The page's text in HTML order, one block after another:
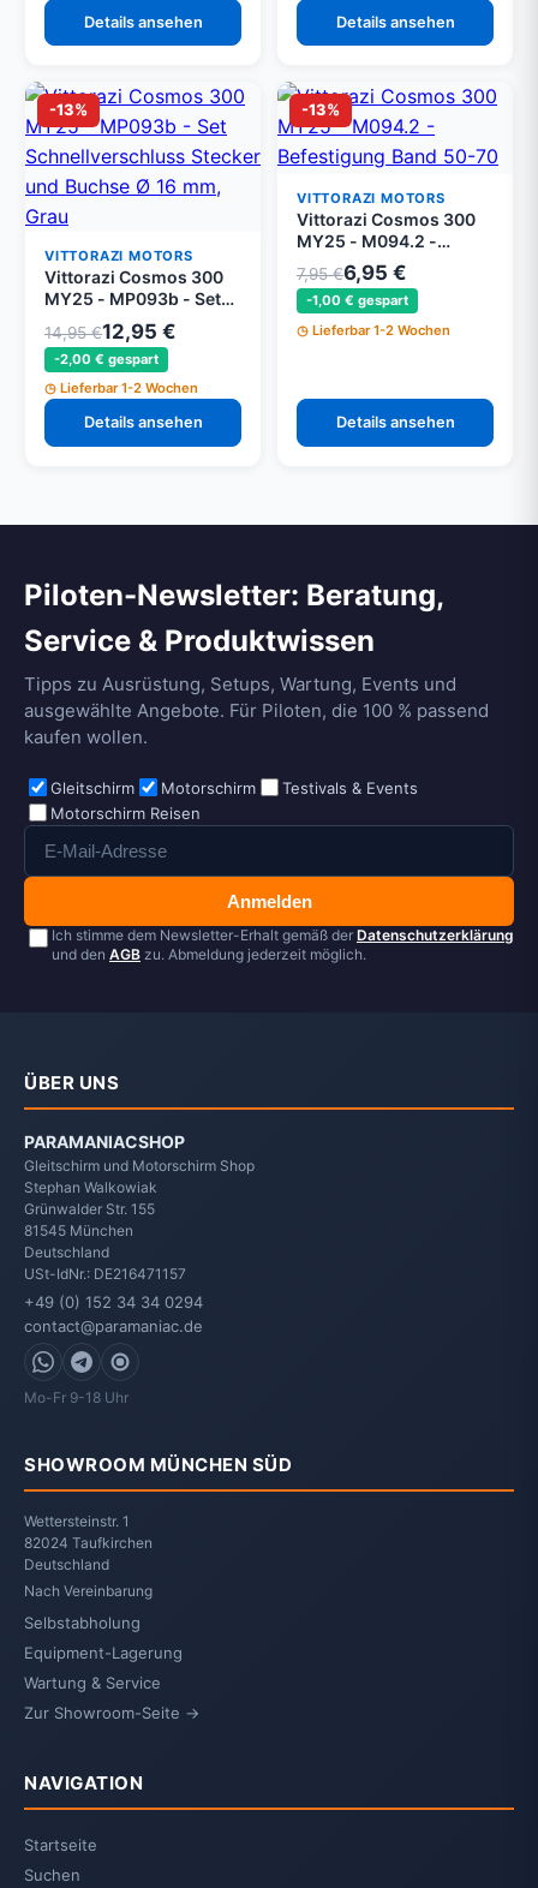
Details ansehen Details ansehen
-13%
VITTORAZI MOTORS
Vittorazi Cosmos 300
MY25 - MP093b - Set
Schnellverschluss
Stecker und Buchse Ø
16 mm, Grau
14,95 €12,95 €
-2,00 € gespart
Lieferbar 1-2 Wochen
Details ansehen
-13%
VITTORAZI MOTORS
Vittorazi Cosmos 300
MY25 - M094.2 -
Befestigung Band 50-
70 mm (Set von 2)
7,95 €6,95 €
-1,00 € gespart
Lieferbar 1-2 Wochen
Details ansehen
Piloten-Newsletter: Beratung,
Service & Produktwissen
Tipps zu Ausrüstung, Setups, Wartung, Events und
ausgewählte Angebote. Für Piloten, die 100 % passend
kaufen wollen.
Gleitschirm Motorschirm
Testivals & Events
Motorschirm Reisen
Anmelden
Ich stimme dem Newsletter-Erhalt gemäß der Datenschutzerklärung
und den AGB zu. Abmeldung jederzeit möglich.
ÜBER UNS
PARAMANIACSHOP
Gleitschirm und Motorschirm Shop
Stephan Walkowiak
Grünwalder Str. 155
81545 München
Deutschland
USt-IdNr.: DE216471157
+49 (0) 152 34 34 0294
contact@paramaniac.de
WhatsApp
Telegram
Signal
Mo-Fr 9-18 Uhr
SHOWROOM MÜNCHEN SÜD
Wettersteinstr. 1
82024 Taufkirchen
Deutschland
Nach Vereinbarung
Selbstabholung
Equipment-Lagerung
Wartung & Service
Zur Showroom-Seite →
NAVIGATION
Startseite
Suchen